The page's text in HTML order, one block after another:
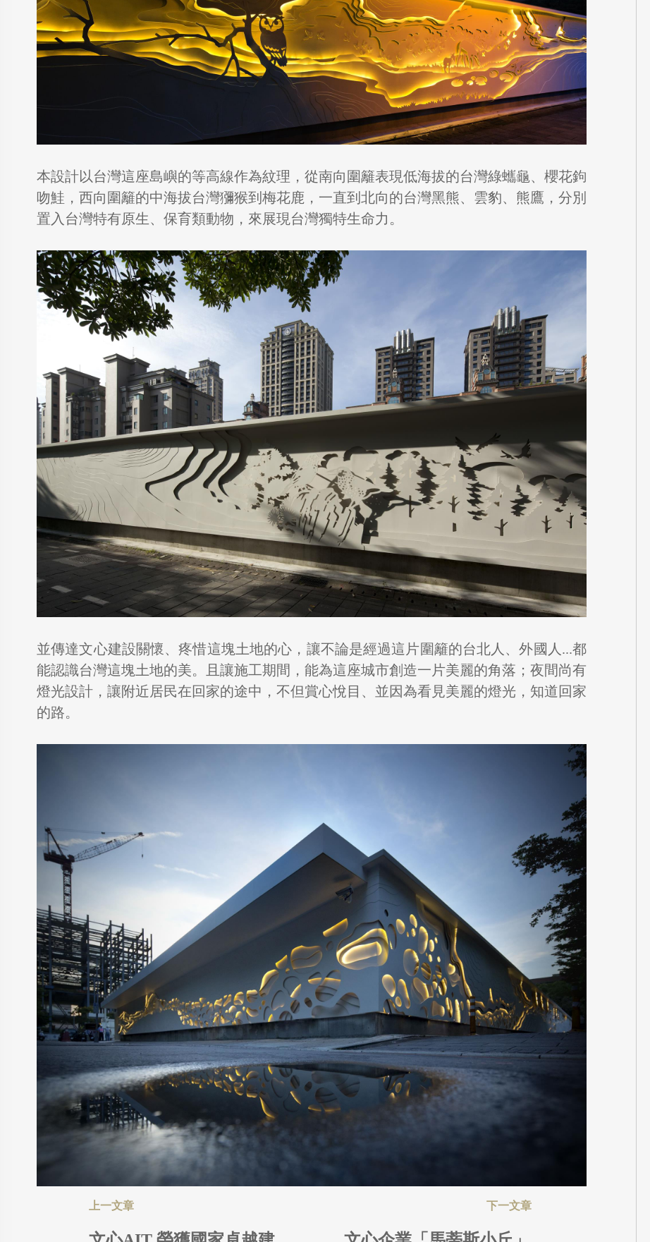
本設計以台灣這座島嶼的等高線作為紋理，從南向圍籬表現低海拔的台灣綠蠵龜、櫻花鉤
吻鮭，西向圍籬的中海拔台灣獼猴到梅花鹿，一直到北向的台灣黑熊、雲豹、熊鷹，分別
置入台灣特有原生、保育類動物，來展現台灣獨特生命力。
並傳達文心建設關懷、疼惜這塊土地的心，讓不論是經過這片圍籬的台北人、外國人...都
能認識台灣這塊土地的美。且讓施工期間，能為這座城市創造一片美麗的角落；夜間尚有
燈光設計，讓附近居民在回家的途中，不但賞心悅目、並因為看見美麗的燈光，知道回家
的路。